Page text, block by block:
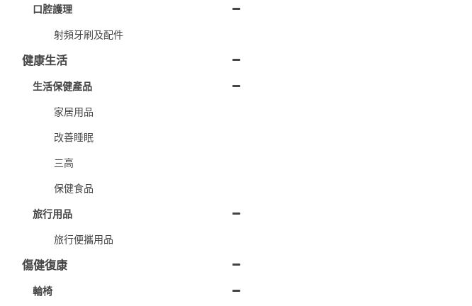
口腔護理
射頻牙刷及配件
健康生活
生活保健產品
家居用品
改善睡眠
三高
保健食品
旅行用品
旅行便攜用品
傷健復康
輪椅